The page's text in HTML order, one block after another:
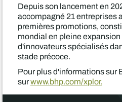
Depuis son lancement en
accompagné 21 entreprises
premières promotions,
mondial en pleine
d'innovateurs spécialisés
stade précoce.
Pour plus d'informations sur
surwww.bhp.com/xplor.